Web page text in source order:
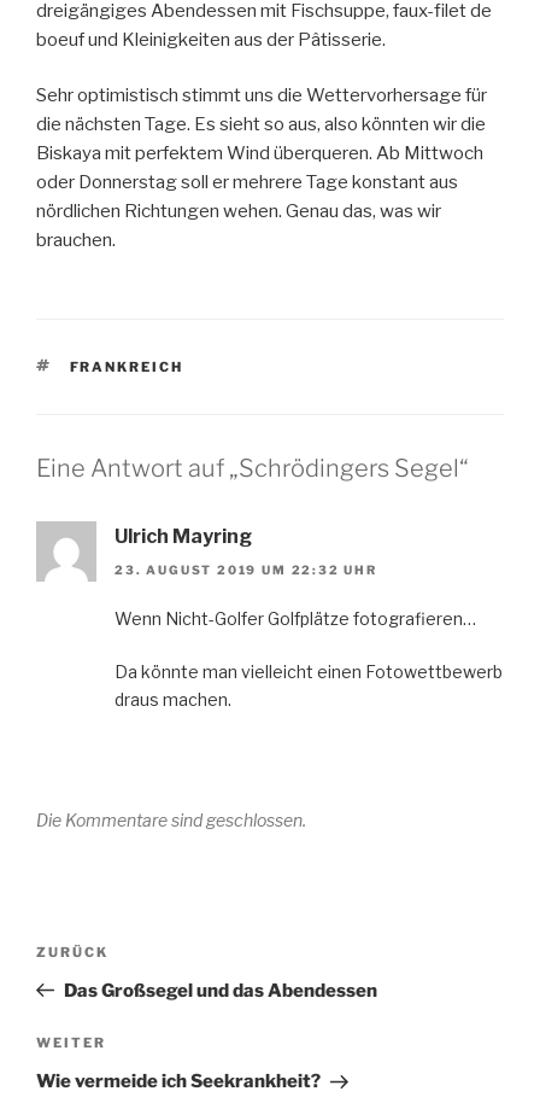
dreigängiges Abendessen mit Fischsuppe, faux-filet de
boeuf und Kleinigkeiten aus der Pâtisserie.
Sehr optimistisch stimmt uns die Wettervorhersage für
die nächsten Tage. Es sieht so aus, also könnten wir die
Biskaya mit perfektem Wind überqueren. Ab Mittwoch
oder Donnerstag soll er mehrere Tage konstant aus
nördlichen Richtungen wehen. Genau das, was wir
brauchen.
SCHLAGWÖRTER
FRANKREICH
Eine Antwort auf „Schrödingers Segel“
Ulrich Mayring
23. AUGUST 2019 UM 22:32 UHR
Wenn Nicht-Golfer Golfplätze fotografieren…
Da könnte man vielleicht einen Fotowettbewerb
draus machen.
Die Kommentare sind geschlossen.
Beitragsnavigation
Vorheriger
Beitrag
ZURÜCK
Das Großsegel und das Abendessen
Nächster
Beitrag
WEITER
Wie vermeide ich Seekrankheit?